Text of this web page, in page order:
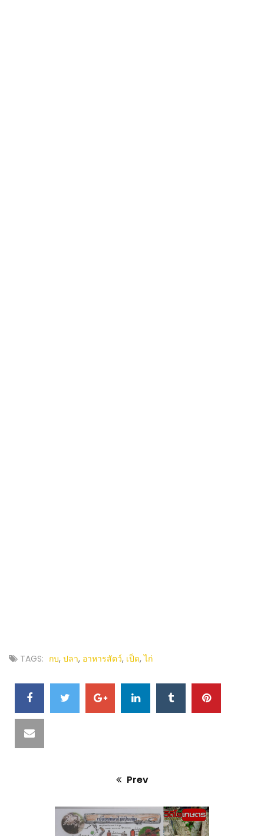
TAGS: กบ, ปลา, อาหารสัตว์, เป็ด,ไก่
SHARE
Prev
Previous